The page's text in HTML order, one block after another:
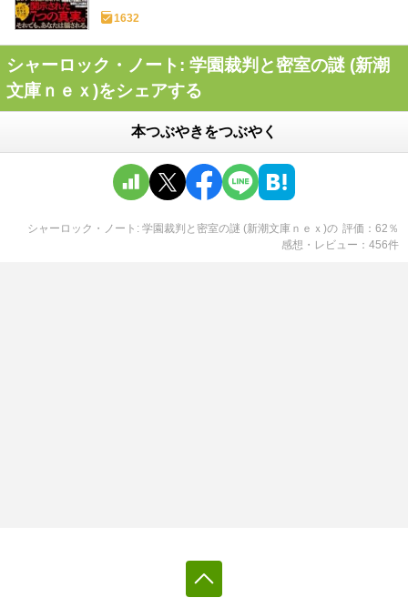
1632
シャーロック・ノート: 学園裁判と密室の謎 (新潮
文庫ｎｅｘ)をシェアする
本つぶやきをつぶやく
シャーロック・ノート: 学園裁判と密室の謎 (新潮文庫ｎｅｘ)の 評価 62 ％
感想・レビュー
456件